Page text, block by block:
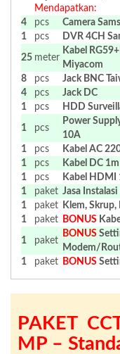
Mendapatkan:
4
pcs
Camera
1
pcs DVR 4CH
25 meter
Kabel
Miyacom
8
pcs
Jack BNC
4
pcs
Jack DC
1
pcs HDD
1 pcs
Power
10A
1
pcs
Kabel AC
1
pcs
Kabel DC
1
pcs
Kabel HDMI
1
paket Jasa
1
paket
Klem, Skrup,
1
paket BONUS
1 paket
BONUS
Modem/
1
paket BONUS
PAKET
MP –